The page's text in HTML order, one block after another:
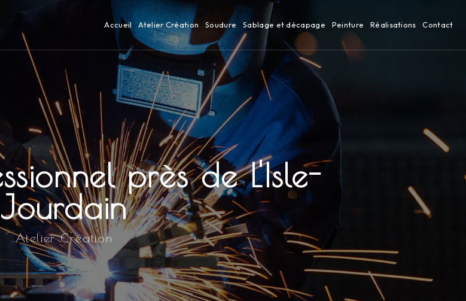
Accueil Atelier Création Soudure Sablage et décapage Peinture Réalisations Contact
près de L'Isle-
Jourdain
Atelier Création